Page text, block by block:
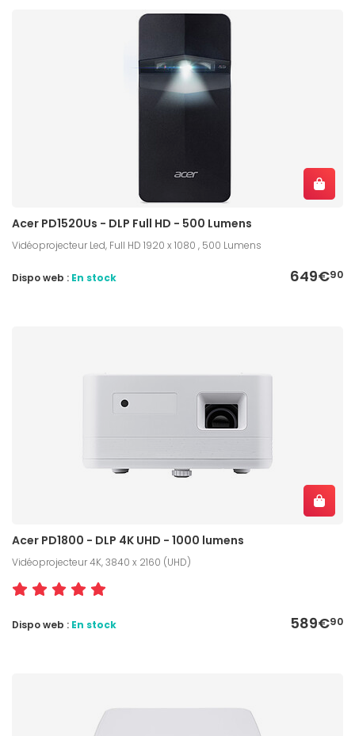
Acer PD1520Us - DLP Full HD - 500 Lumens
Vidéoprojecteur Led, Full HD 1920 x 1080 , 500 Lumens
649€90
Dispo web : En stock
Acer PD1800 - DLP 4K UHD - 1000 lumens
Vidéoprojecteur 4K, 3840 x 2160 (UHD)
589€90
Dispo web : En stock